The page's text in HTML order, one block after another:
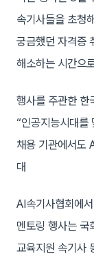
속기사들을 초청
궁금했던 자격증
해소하는 시간으
행사를 주관한 한
“인공지능시대를
채용 기관에서도
대
AI속기사협회에
멘토링 행사는 국
교육지원 속기사